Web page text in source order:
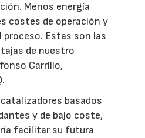
Menos energía
costes de operación y
proceso. Estas son las
de nuestro
Carrillo,
basados
y de bajo coste,
facilitar su futura